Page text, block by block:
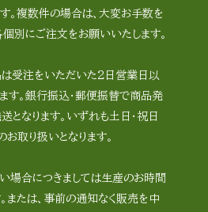
。複数件の場合は、大変お手数を
個別にご注文をお願いいたします。
受注をいただいた2日営業日以
す。銀行振込・郵便振替で商品発
となります。いずれも土日・祝日
取り扱いとなります。
場合につきましては生産のお時間
または、事前の通知なく販売を中